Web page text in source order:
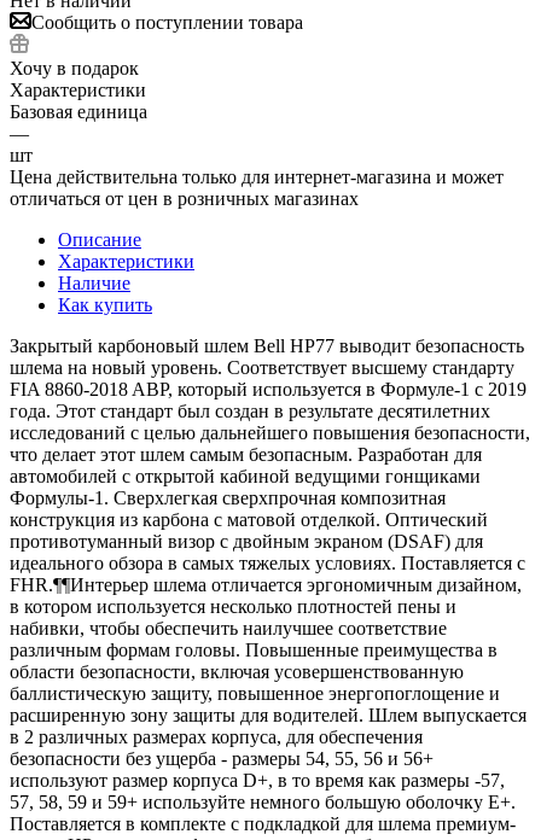
Сообщить о поступлении товара
Хочу в подарок
Характеристики
Базовая единица
—
шт
Цена действительна только для интернет-магазина и может
отличаться от цен в розничных магазинах
Описание
Характеристики
Наличие
Как купить
Закрытый карбоновый шлем Bell HP77 выводит безопасность
шлема на новый уровень. Соответствует высшему стандарту
FIA 8860-2018 ABP, который используется в Формуле-1 с 2019
года. Этот стандарт был создан в результате десятилетних
исследований с целью дальнейшего повышения безопасности,
что делает этот шлем самым безопасным. Разработан для
автомобилей с открытой кабиной ведущими гонщиками
Формулы-1. Сверхлегкая сверхпрочная композитная
конструкция из карбона с матовой отделкой. Оптический
противотуманный визор с двойным экраном (DSAF) для
идеального обзора в самых тяжелых условиях. Поставляется с
FHR.¶¶Интерьер шлема отличается эргономичным дизайном,
в котором используется несколько плотностей пены и
набивки, чтобы обеспечить наилучшее соответствие
различным формам головы. Повышенные преимущества в
области безопасности, включая усовершенствованную
баллистическую защиту, повышенное энергопоглощение и
расширенную зону защиты для водителей. Шлем выпускается
в 2 различных размерах корпуса, для обеспечения
безопасности без ущерба - размеры 54, 55, 56 и 56+
используют размер корпуса D+, в то время как размеры -57,
57, 58, 59 и 59+ используйте немного большую оболочку E+.
Поставляется в комплекте с подкладкой для шлема премиум-